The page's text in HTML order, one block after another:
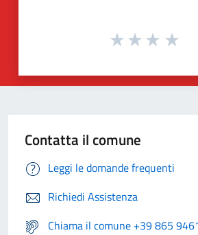
Contatta il comune
Leggi le domande frequenti
Richiedi Assistenza
Chiama il comune +39 865